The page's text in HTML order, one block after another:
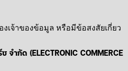
เจ้าของข้อมูล หรือมีข้อสงสัยเกี่ยว
ำกัด (ELECTRONIC COMMERCE